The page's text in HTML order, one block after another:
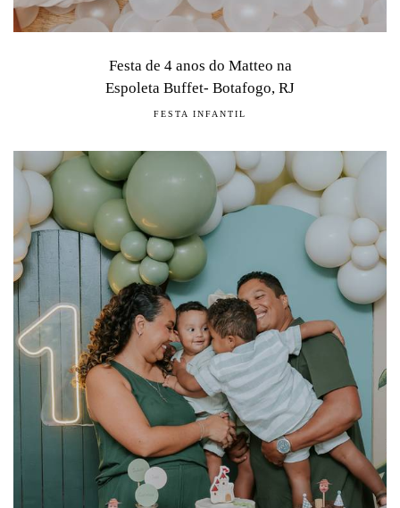
Festa de 4 anos do Matteo na
Espoleta Buffet- Botafogo, RJ
FESTA INFANTIL